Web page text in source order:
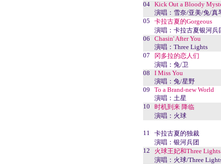
04 Kick Out a Bloody
演唱：雪奈/亚美/兔/真
05
卡拉古夏的Gorgeous
演唱：卡拉古夏银河兵
06
Chasin' After You
演唱：Three Lights
07
冈多拉的恋人们
演唱：兔/卫
08
I Miss You
演唱：兔/星野
09
To a Brand-new World
演唱：土星
10
时机到来 降临
演唱：火球
11
卡拉古夏的独裁
演唱：银河兵团
12
火球王妃和Three Lights
演唱：火球/Three